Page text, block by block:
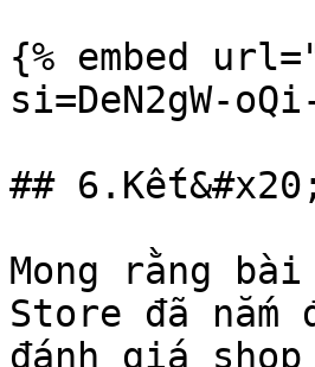
{% embed
si=DeN2gW-
## 6.Kết&#x20;
Mong rằng
Store đã nắm
đánh giá